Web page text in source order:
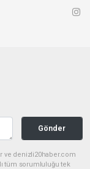
Gönder
ve denizli20haber.com
tüm sorumluluğu tek